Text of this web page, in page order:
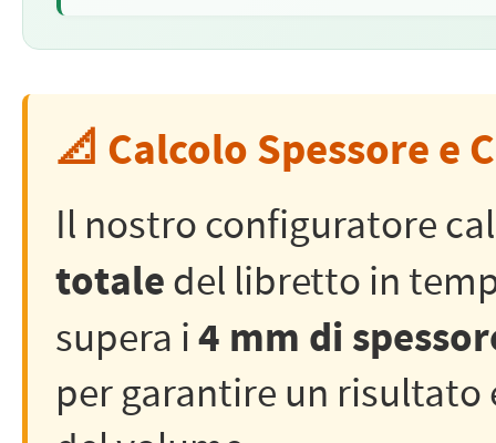
📐 Calcolo Spessore e
Il nostro configuratore
totaledel libretto in
supera i4 mm di
per garantire un